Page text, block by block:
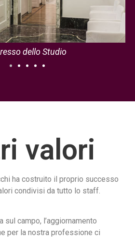
dello Studio
valori
ha costruito il proprio successo
condivisi da tutto lo staff.
sul campo, l’aggiornamento
per la nostra professione ci